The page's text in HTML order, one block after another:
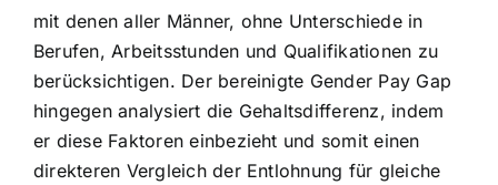
mit denen aller Männer, ohne Unterschiede in
Berufen, Arbeitsstunden und Qualifikationen zu
berücksichtigen. Der bereinigte Gender Pay Gap
hingegen analysiert die Gehaltsdifferenz, indem
er diese Faktoren einbezieht und somit einen
direkteren Vergleich der Entlohnung für gleiche